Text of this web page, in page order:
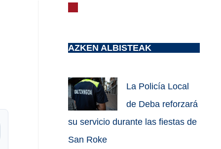
AZKEN ALBISTEAK
La Policía Local
de Deba reforzará
su servicio durante las fiestas de
San Roke